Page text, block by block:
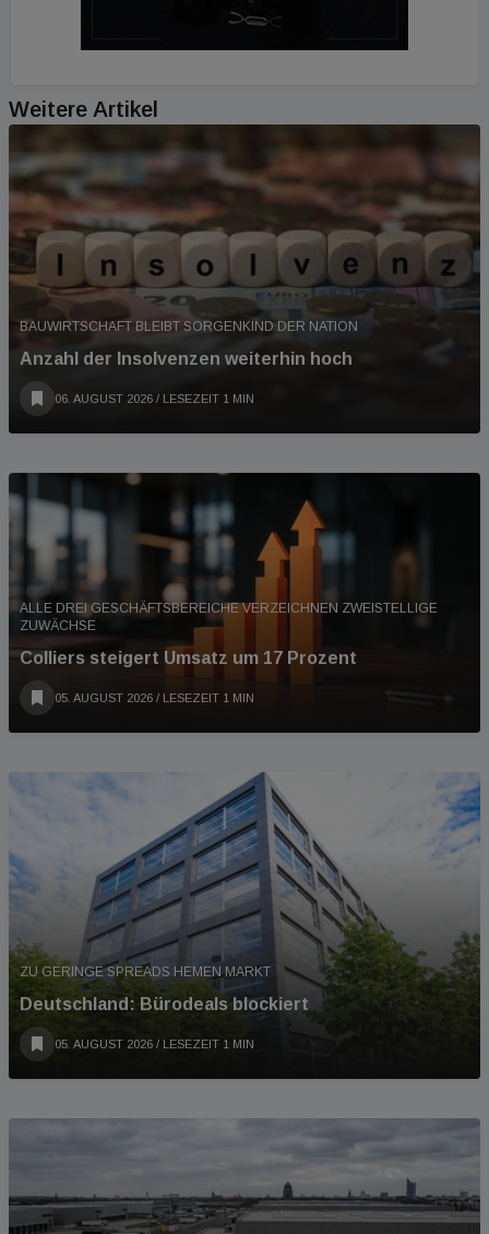
Weitere Artikel
BAUWIRTSCHAFT BLEIBT SORGENKIND DER NATION
Anzahl der Insolvenzen weiterhin hoch
06. AUGUST 2026 / LESEZEIT 1 MIN
ALLE DREI GESCHÄFTSBEREICHE VERZEICHNEN ZWEISTELLIGE
ZUWÄCHSE
Colliers steigert Umsatz um 17 Prozent
05. AUGUST 2026 / LESEZEIT 1 MIN
ZU GERINGE SPREADS HEMEN MARKT
Deutschland: Bürodeals blockiert
05. AUGUST 2026 / LESEZEIT 1 MIN